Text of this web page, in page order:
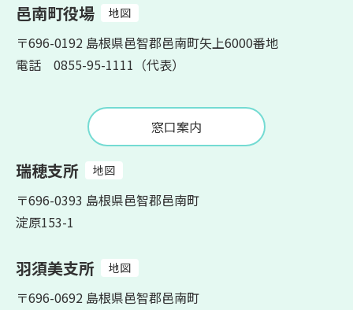
邑南町役場 地図
〒696-0192 島根県邑智郡邑南町矢上6000番地
電話 0855-95-1111（代表）
窓口案内
瑞穂支所 地図
〒696-0393 島根県邑智郡邑南町
淀原153-1
羽須美支所 地図
〒696-0692 島根県邑智郡邑南町